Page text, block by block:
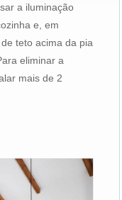
a iluminação
e, em
teto acima da pia
eliminar a
mais de 2